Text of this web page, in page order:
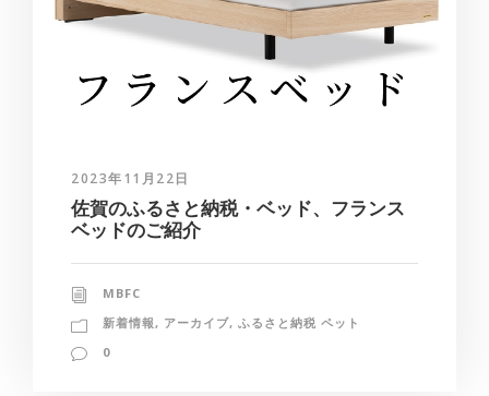
2023年11月22日
佐賀のふるさと納税・ベッド、フランス
ベッドのご紹介
MBFC
新着情報, アーカイブ, ふるさと納税 ペット
0